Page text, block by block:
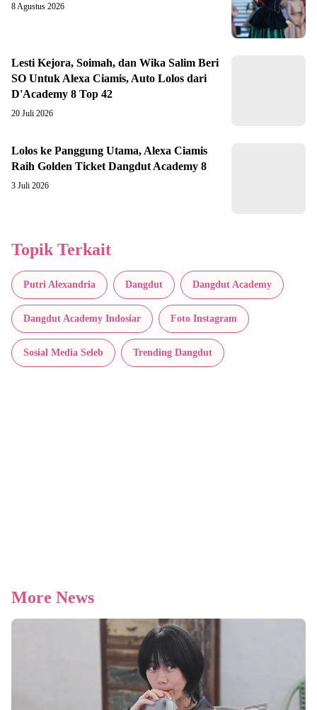
8 Agustus 2026
Lesti Kejora, Soimah, dan Wika Salim Beri
SO Untuk Alexa Ciamis, Auto Lolos dari
D'Academy 8 Top 42
20 Juli 2026
Lolos ke Panggung Utama, Alexa Ciamis
Raih Golden Ticket Dangdut Academy 8
3 Juli 2026
Topik Terkait
Putri Alexandria Dangdut Dangdut Academy
Dangdut Academy Indosiar Foto Instagram
Sosial Media Seleb Trending Dangdut
More News